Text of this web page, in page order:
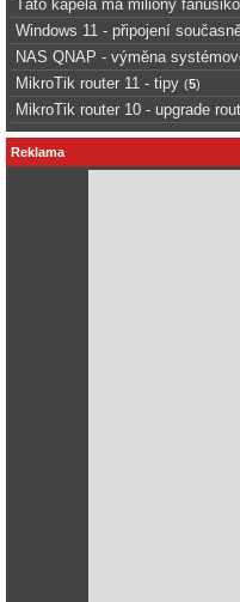
Táto kapela má milióny
Windows 11 - připojení
NAS QNAP - výměna
MikroTik router 11 - tipy (5)
MikroTik router 10 - upgrade
Reklama